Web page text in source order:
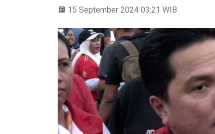
15 September 2024 03:21 WIB